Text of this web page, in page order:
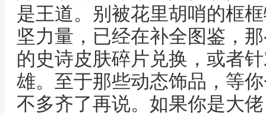
是王道。别被花里胡哨的框
坚力量，已经在补全图鉴，
的史诗皮肤碎片兑换，或者
雄。至于那些动态饰品，等
不多齐了再说。如果你是大